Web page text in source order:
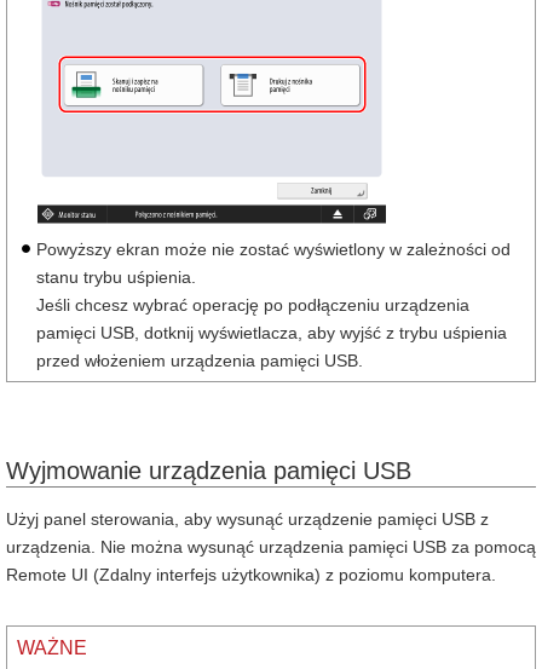
Powyższy ekran może nie zostać wyświetlony w zależności od
stanu trybu uśpienia.
Jeśli chcesz wybrać operację po podłączeniu urządzenia
pamięci USB, dotknij wyświetlacza, aby wyjść z trybu uśpienia
przed włożeniem urządzenia pamięci USB.
Wyjmowanie urządzenia pamięci USB
Użyj panel sterowania, aby wysunąć urządzenie pamięci USB z
urządzenia. Nie można wysunąć urządzenia pamięci USB za pomocą
Remote UI (Zdalny interfejs użytkownika) z poziomu komputera.
WAŻNE